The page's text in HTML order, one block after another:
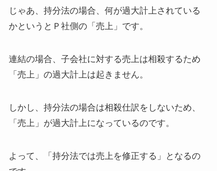
じゃあ、持分法の場合、何が過大計上されている
かというとＰ社側の「売上」 です。
連結の場合、子会社に対する売上は相殺するため
「売上」の過大計上は起きません。
しかし、持分法の場合は相殺仕訳をしないため、
「売上」が過大計上になっているのです。
よって、「持分法では売上を修正する」となるの